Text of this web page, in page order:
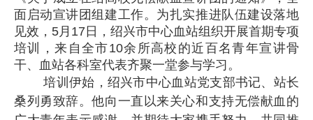
面启动宣讲团组建工作。为扎实推进队伍建设落地
见效，5月17日，绍兴市中心血站组织开展首期专项
培训，来自全市10余所高校的近百名青年宣讲骨
干、血站各科室代表齐聚一堂参与学习。
培训伊始，绍兴市中心血站党支部书记、站长
桑列勇致辞。他向一直以来关心和支持无偿献血的